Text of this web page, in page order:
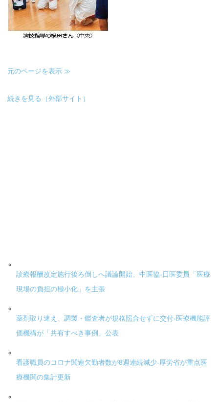
元のページを表示 ≫
続きを見る（外部サイト）
診療報酬改定施行後ろ倒しへ議論開始、中医協-日医委員「医療
現場の負担の極小化」を主張
薬剤取り違え、調製・鑑査者が規格照合せずに交付-医療機能評
価機構が「共有すべき事例」公表
看護職員のコロナ関連欠勤者数が8週連続減少-厚労省が重点医
療機関の集計更新